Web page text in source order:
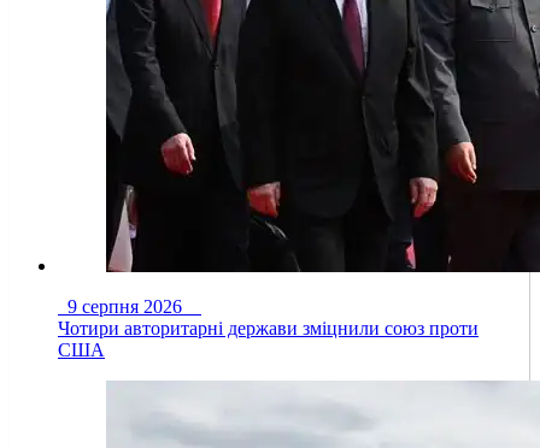
9 серпня 2026
Чотири авторитарні держави зміцнили союз проти
США